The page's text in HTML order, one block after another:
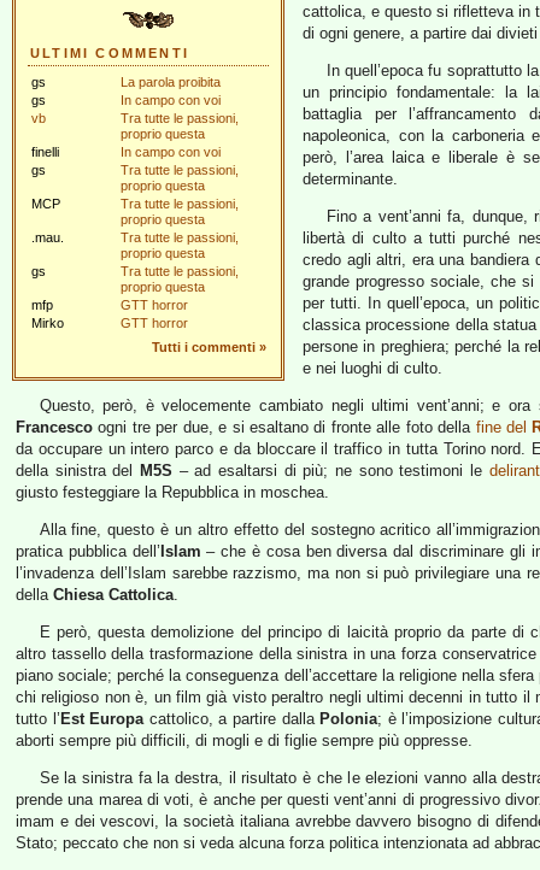
ULTIMI COMMENTI
gs
La parola proibita
gs
In campo con voi
vb
Tra tutte le passioni,
proprio questa
finelli
In campo con voi
gs
Tra tutte le passioni,
proprio questa
MCP
Tra tutte le passioni,
proprio questa
.mau.
Tra tutte le passioni,
proprio questa
gs
Tra tutte le passioni,
proprio questa
mfp
GTT horror
Mirko
GTT horror
Tutti i commenti »
cattolica, e questo si rifletteva in
di ogni genere, a partire dai
In quell’epoca fu soprattutto
un principio fondamentale: la
battaglia per l’affrancamento
napoleonica, con la
però, l’area laica e liberale è
determinante.
Fino a vent’anni fa, dunque,
libertà di culto a tutti purché
credo agli altri, era una bandiera
grande progresso sociale, che
per tutti. In quell’epoca, un
classica processione della
persone in preghiera; perché la
e nei luoghi di culto.
Questo, però, è velocemente cambiato negli ultimi vent’anni; e
Francesco ogni tre per due, e si esaltano di fronte alle foto della fine del
da occupare un intero parco e da bloccare il traffico in tutta Torino nord.
della sinistra del
M5S – ad esaltarsi di più; ne sono testimoni le
giusto festeggiare la Repubblica in moschea.
Alla fine, questo è un altro effetto del sostegno acritico
pratica pubblica dell’ Islam – che è cosa ben diversa dal discriminare gli
l’invadenza dell’Islam sarebbe razzismo, ma non si può privilegiare una
della Chiesa Cattolica.
E però, questa demolizione del principo di laicità proprio da parte di
altro tassello della trasformazione della sinistra in una forza
piano sociale; perché la conseguenza dell’accettare la religione nella
chi religioso non è, un film già visto peraltro negli ultimi decenni in tutto il
tutto l’ Est Europacattolico, a partire dalla Polonia; è l’imposizione
aborti sempre più difficili, di mogli e di figlie sempre più oppresse.
Se la sinistra fa la destra, il risultato è che le elezioni vanno alla
prende una marea di voti, è anche per questi vent’anni di progressivo
imam e dei vescovi, la società italiana avrebbe davvero bisogno di
Stato; peccato che non si veda alcuna forza politica intenzionata ad